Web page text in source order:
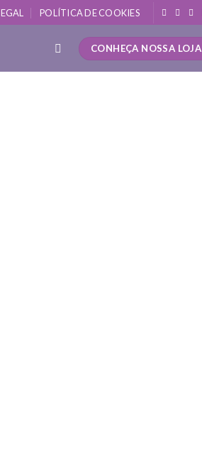
POLÍTICA DE COOKIES
CONHEÇA NOSSA LOJA